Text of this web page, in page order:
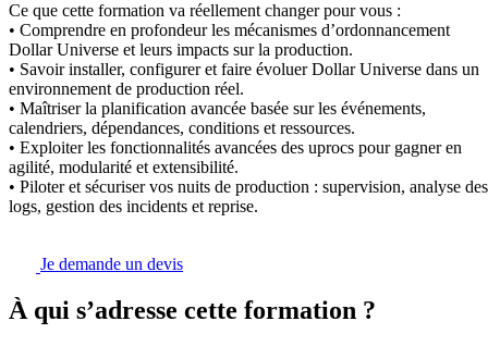
Ce que cette formation va réellement changer pour vous :
• Comprendre en profondeur les mécanismes d’ordonnancement
Dollar Universe et leurs impacts sur la production.
• Savoir installer, configurer et faire évoluer Dollar Universe dans un
environnement de production réel.
• Maîtriser la planification avancée basée sur les événements,
calendriers, dépendances, conditions et ressources.
• Exploiter les fonctionnalités avancées des uprocs pour gagner en
agilité, modularité et extensibilité.
• Piloter et sécuriser vos nuits de production : supervision, analyse des
logs, gestion des incidents et reprise.
Je demande un devis
À qui s’adresse cette formation ?